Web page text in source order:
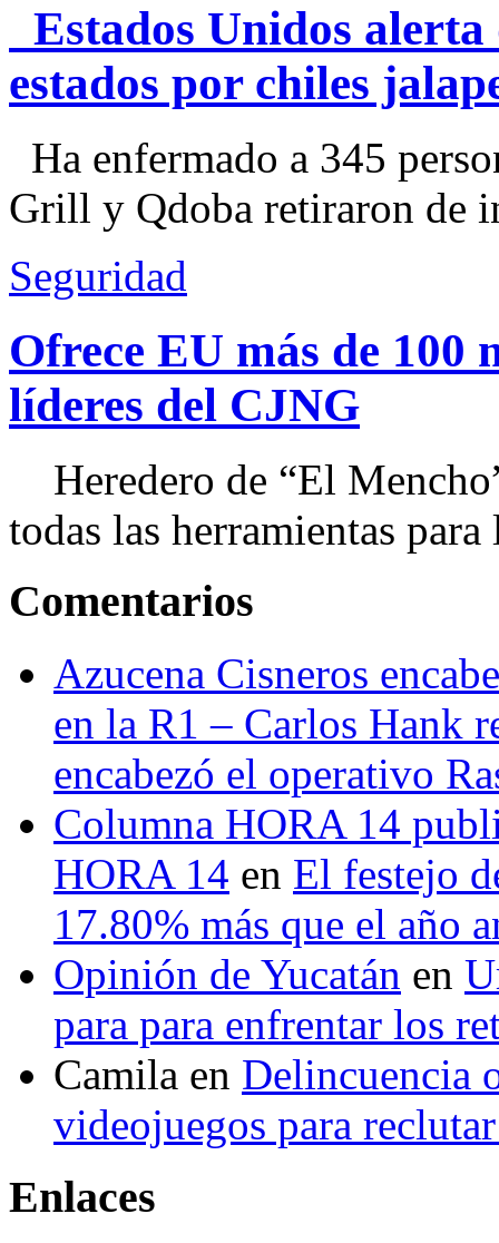
Estados Unidos alerta
estados por chiles
Ha enfermado a 345
Grill y Qdoba retiraron de
Seguridad
Ofrece EU más de 100
líderes del CJNG
Heredero de “El
todas las herramientas
Comentarios
Azucena Cisneros
en la R1 – Carlos Hank
encabezó el operativo
Columna HORA 14
HORA 14 en El festejo
17.80% más que el año
Opinión de Yucatán en
para para enfrentar los
Camila en Delincuencia
videojuegos para
Enlaces